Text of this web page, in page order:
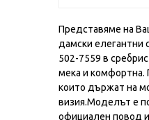
Представяме на
дамски елегантни
502-7559 в
мека и
които държат на
визия.Моделът е
официален повод